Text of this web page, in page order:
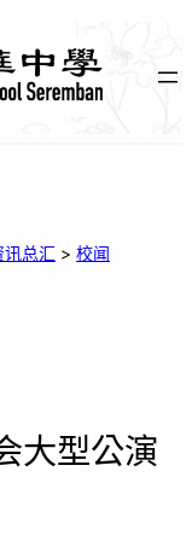
讯总汇 > 校闻
大型公演